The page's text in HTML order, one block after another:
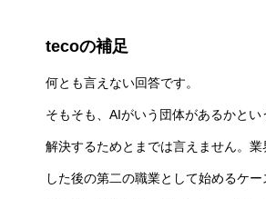
tecoの補足
何とも言えない回答です。
そもそも、AIがいう団体があるかと
解決するためとまでは言えません。
した後の第二の職業として始めるケ